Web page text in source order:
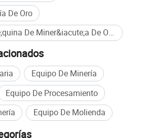
HC
HC
espiral HC
gravedad línea separadora
De Oro
Compra M&aacute;quina De Miner&iacute;a De Oro al por mayor
Equipo De Minería
Equipo De Procesamiento
Equipo De Molienda